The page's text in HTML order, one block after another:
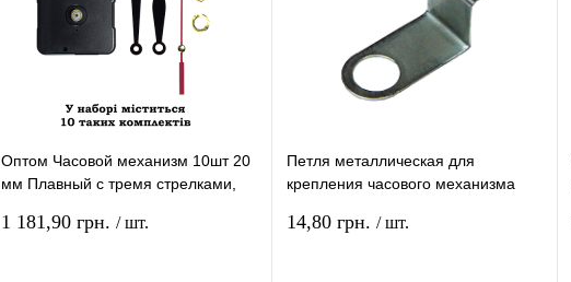
Оптом Часовой механизм 10шт 20
мм Плавный с тремя стрелками,
1 181,90 грн. / шт.
Петля металлическая для
крепления часового механизма
14,80 грн. / шт.